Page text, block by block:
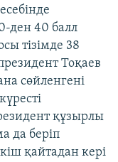
ден 40 балл
тізімде 38
Тоқаев
сөйленгені
құзырлы
да беріп
қайтадан кері